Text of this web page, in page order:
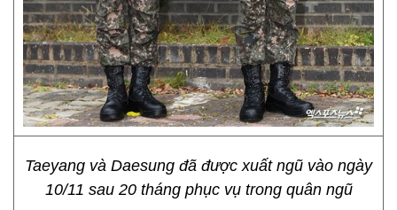
Taeyang và Daesung đã được xuất ngũ vào ngày
10/11 sau 20 tháng phục vụ trong quân ngũ